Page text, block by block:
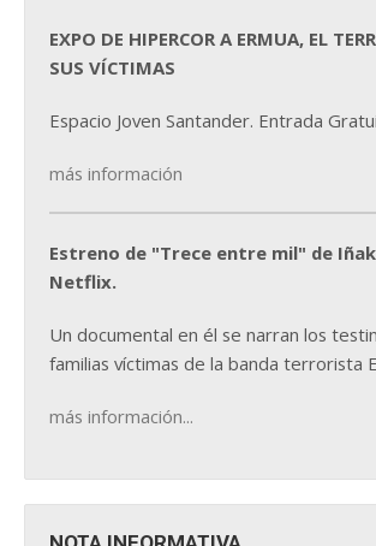
EXPO DE HIPERCOR A ERMUA, EL
SUS VÍCTIMAS
Espacio Joven Santander. Entrada
más información
Estreno de "Trece entre mil" de
Netflix.
Un documental en él se narran los
familias víctimas de la banda terrorista
más información...